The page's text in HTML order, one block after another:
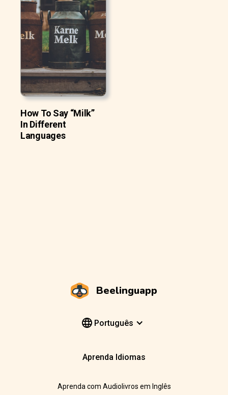
How To Say “Milk”
In Different
Languages
Beelinguapp
Português
Aprenda Idiomas
Aprenda com Audiolivros em Inglês